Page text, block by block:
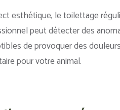
esthétique, le toilettage
peut détecter des
de provoquer des
pour votre animal.